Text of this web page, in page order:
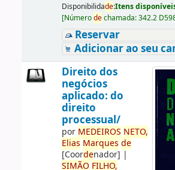
Disponibilidade:Itens
[Númerodechamada:342.2
Reservar
Adicionar ao seu
Direito dos
negócios
aplicado: do
direito
processual/
por MEDEIROS NETO,
Elias Marques de
[Coordenador] |
SIMÃO FILHO,